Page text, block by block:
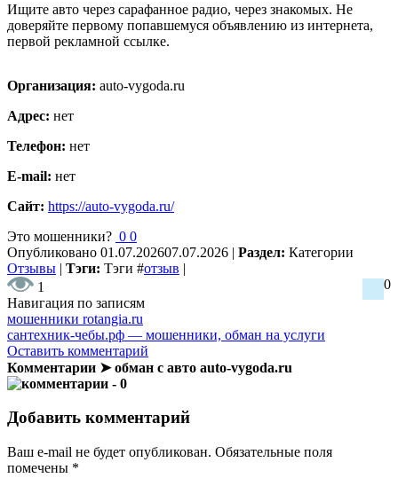
Ищите авто через сарафанное радио, через знакомых. Не
доверяйте первому попавшемуся объявлению из интернета,
первой рекламной ссылке.
Организация: auto-vygoda.ru
Адрес: нет
Телефон: нет
E-mail: нет
Сайт: https://auto-vygoda.ru/
Это мошенники? 0 0
Опубликовано 01.07.202607.07.2026 | Раздел: Категории
Отзывы | Тэги: Тэги #отзыв |
1
0
Навигация по записям
мошенники rotangia.ru
сантехник-чебы.рф — мошенники, обман на услуги
Оставить комментарий
Комментарии ➤ обман с авто auto-vygoda.ru
- 0
Добавить комментарий
Ваш e-mail не будет опубликован. Обязательные поля
помечены *